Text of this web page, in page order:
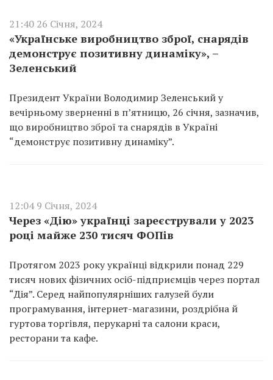
21:40 26 Січня, 2024
«Українське виробництво зброї, снарядів
демонструє позитивну динаміку», –
Зеленський
Президент України Володимир Зеленський у
вечірньому зверненні в п’ятницю, 26 січня, зазначив,
що виробництво зброї та снарядів в Україні
“демонструє позитивну динаміку”.
12:04 9 Січня, 2024
Через «Дію» українці зареєстрували у 2023
році майже 230 тисяч ФОПів
Протягом 2023 року українці відкрили понад 229
тисяч нових фізичних осіб-підприємців через портал
“Дія”. Серед найпопулярніших галузей були
програмування, інтернет-магазини, роздрібна й
гуртова торгівля, перукарні та салони краси,
ресторани та кафе.